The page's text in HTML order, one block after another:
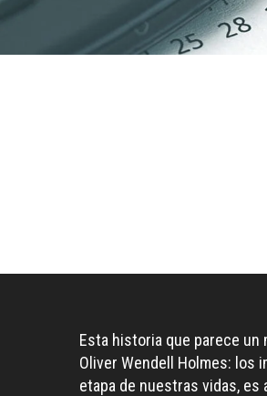
Esta historia que parece
Oliver Wendell Holmes: los
etapa de nuestras vidas,